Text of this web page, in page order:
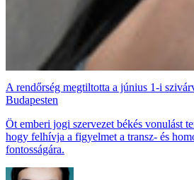
A rendőrség megtiltotta a június 1-i
Budapesten
Öt emberi jogi szervezet békés vonulást
hogy felhívja a figyelmet a transz- és
fontosságára.